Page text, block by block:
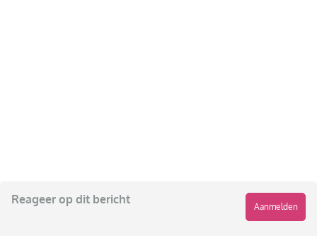
Reageer op dit bericht
Aanmelden